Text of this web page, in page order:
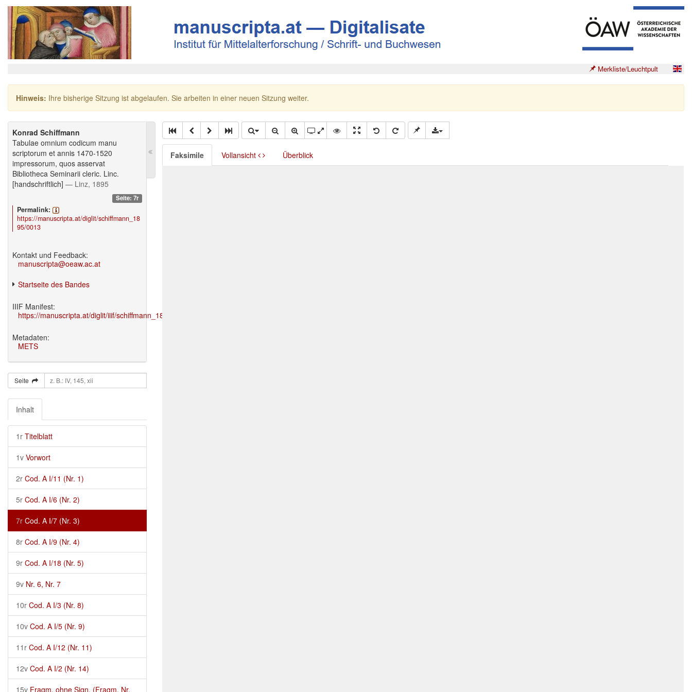
Merkliste/Leuchtpult
Hinweis: Ihre bisherige Sitzung ist abgelaufen. Sie arbeiten in einer neuen Sitzung weiter.
Konrad Schiffmann
Tabulae omnium codicum manu
scriptorum et annis 1470-1520
impressorum, quos asservat
Bibliotheca Seminarii cleric. Linc.
[handschriftlich] — Linz, 1895
Seite: 7r
Permalink:
https://manuscripta.at/diglit/schiffmann_18
95/0013
Kontakt und Feedback:
manuscripta@oeaw.ac.at
Startseite des Bandes
IIIF Manifest:
https://manuscripta.at/diglit/iiif/schiffmann_1895/manifest.json
Metadaten:
METS
Seite
Inhalt
1r Titelblatt
1v Vorwort
2r Cod. A I/11 (Nr. 1)
5r Cod. A I/6 (Nr. 2)
7r Cod. A I/7 (Nr. 3)
8r Cod. A I/9 (Nr. 4)
9r Cod. A I/18 (Nr. 5)
9v Nr. 6, Nr. 7
10r Cod. A I/3 (Nr. 8)
10v Cod. A I/5 (Nr. 9)
11r Cod. A I/12 (Nr. 11)
12v Cod. A I/2 (Nr. 14)
15v Fragm. ohne Sign. (Fragm. Nr.
Faksimile Vollansicht Überblick